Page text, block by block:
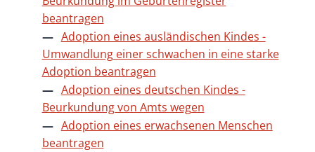
beantragen
Adoption eines ausländischen Kindes -
Umwandlung einer schwachen in eine starke
Adoption beantragen
Adoption eines deutschen Kindes -
Beurkundung von Amts wegen
Adoption eines erwachsenen Menschen
beantragen